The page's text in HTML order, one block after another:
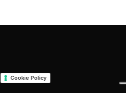
Cookie Policy